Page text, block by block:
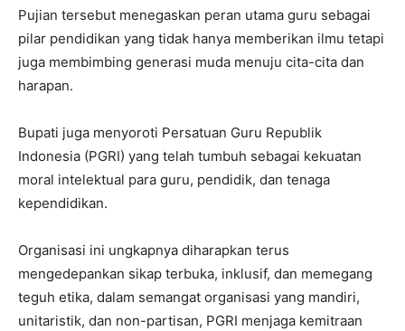
Pujian tersebut menegaskan peran utama guru sebagai
pilar pendidikan yang tidak hanya memberikan ilmu tetapi
juga membimbing generasi muda menuju cita-cita dan
harapan.
Bupati juga menyoroti Persatuan Guru Republik
Indonesia (PGRI) yang telah tumbuh sebagai kekuatan
moral intelektual para guru, pendidik, dan tenaga
kependidikan.
Organisasi ini ungkapnya diharapkan terus
mengedepankan sikap terbuka, inklusif, dan memegang
teguh etika, dalam semangat organisasi yang mandiri,
unitaristik, dan non-partisan, PGRI menjaga kemitraan